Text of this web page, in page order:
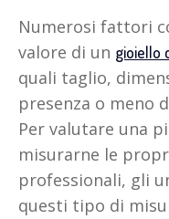
Numerosi fattori
valore di un gioiello
quali taglio,
presenza o meno
Per valutare una
misurarne le
professionali, gli
questi tipo di